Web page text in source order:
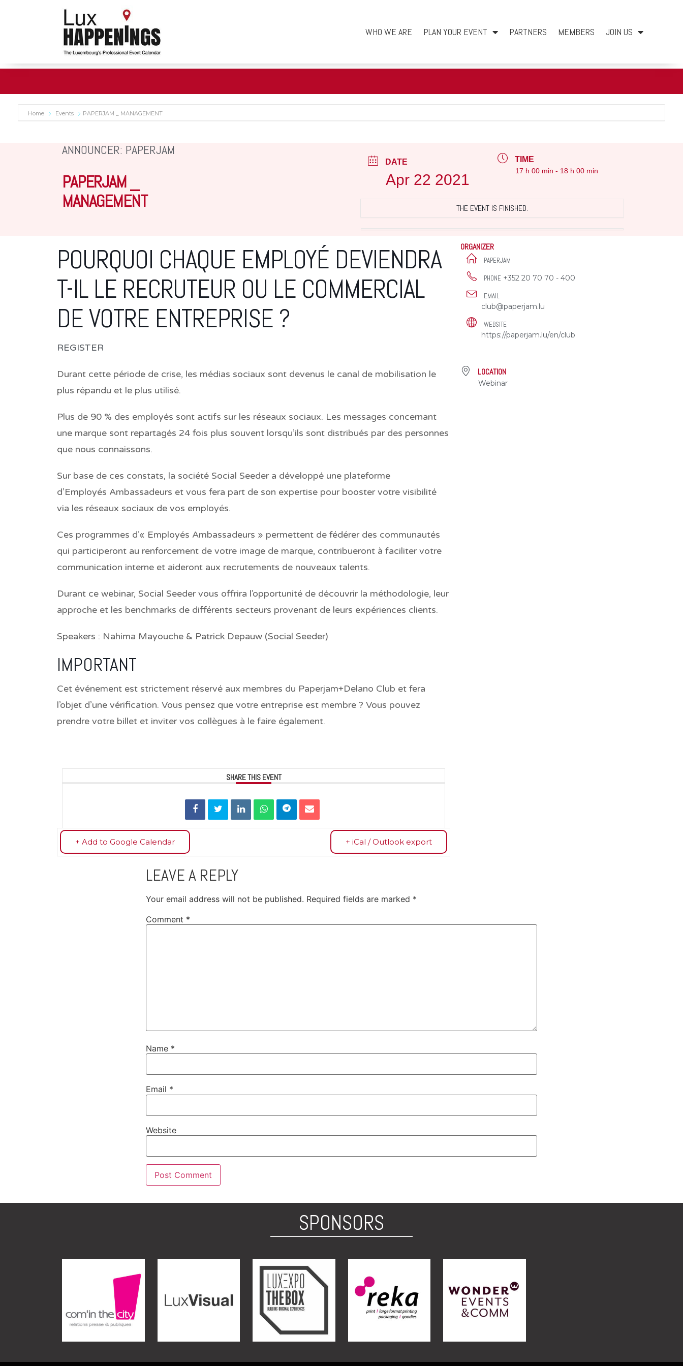
WHO WE ARE PLAN YOUR EVENT PARTNERS MEMBERS JOIN US
Home Events PAPERJAM _ MANAGEMENT
ANNOUNCER: PAPERJAM
PAPERJAM _
MANAGEMENT
DATE
Apr 22 2021
TIME
17 h 00 min - 18 h 00 min
THE EVENT IS FINISHED.
POURQUOI CHAQUE EMPLOYÉ DEVIENDRA
T-IL LE RECRUTEUR OU LE COMMERCIAL
DE VOTRE ENTREPRISE ?
REGISTER
Durant cette période de crise, les médias sociaux sont devenus le canal de mobilisation le
plus répandu et le plus utilisé.
Plus de 90 % des employés sont actifs sur les réseaux sociaux. Les messages concernant
une marque sont repartagés 24 fois plus souvent lorsqu’ils sont distribués par des personnes
que nous connaissons.
Sur base de ces constats, la société Social Seeder a développé une plateforme
d’Employés Ambassadeurs et vous fera part de son expertise pour booster votre visibilité
via les réseaux sociaux de vos employés.
Ces programmes d’« Employés Ambassadeurs » permettent de fédérer des communautés
qui participeront au renforcement de votre image de marque, contribueront à faciliter votre
communication interne et aideront aux recrutements de nouveaux talents.
Durant ce webinar, Social Seeder vous offrira l’opportunité de découvrir la méthodologie, leur
approche et les benchmarks de différents secteurs provenant de leurs expériences clients.
Speakers : Nahima Mayouche & Patrick Depauw (Social Seeder)
IMPORTANT
Cet événement est strictement réservé aux membres du Paperjam+Delano Club et fera
l’objet d’une vérification. Vous pensez que votre entreprise est membre ? Vous pouvez
prendre votre billet et inviter vos collègues à le faire également.
SHARE THIS EVENT
+ Add to Google Calendar + iCal / Outlook export
ORGANIZER
PAPERJAM
PHONE +352 20 70 70 - 400
EMAIL
club@paperjam.lu
WEBSITE
https://paperjam.lu/en/club
LOCATION
Webinar
LEAVE A REPLY
Your email address will not be published. Required fields are marked *
Comment *
Name *
Email *
Website
SPONSORS